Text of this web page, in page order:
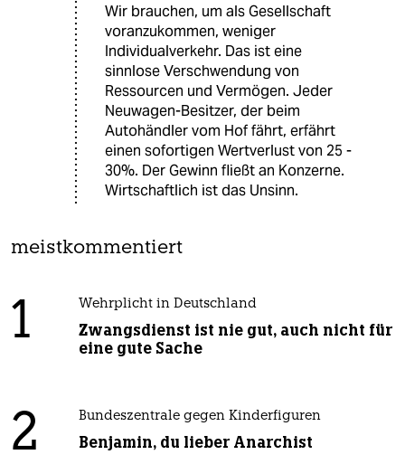
Wir brauchen, um als Gesellschaft
voranzukommen, weniger
Individualverkehr. Das ist eine
sinnlose Verschwendung von
Ressourcen und Vermögen. Jeder
Neuwagen-Besitzer, der beim
Autohändler vom Hof fährt, erfährt
einen sofortigen Wertverlust von 25 -
30%. Der Gewinn fließt an Konzerne.
Wirtschaftlich ist das Unsinn.
meistkommentiert
1 Wehrplicht in Deutschland
Zwangsdienst ist nie gut, auch nicht für
eine gute Sache
2 Bundeszentrale gegen Kinderfiguren
Benjamin, du lieber Anarchist